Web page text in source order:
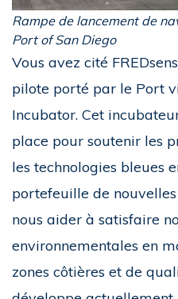
Rampe de lancement de
Port of San Diego
Vous avez cité
pilote porté par le Port
Incubator. Cet
place pour soutenir les
les technologies bleues
portefeuille de
nous aider à satisfaire
environnementales en
zones côtières et de